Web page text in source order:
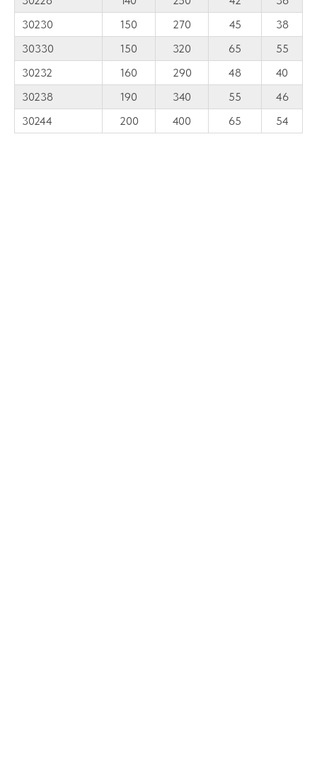
30230
150 270 45
38
30330
150 320 65
55
30232
160 290 48
40
30238
190 340 55
46
30244
200 400 65 54